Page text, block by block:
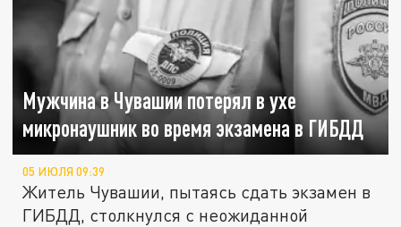
Мужчина в Чувашии потерял в ухе
микронаушник во время экзамена в ГИБДД
05 ИЮЛЯ 09:39
Житель Чувашии, пытаясь сдать экзамен в
ГИБДД, столкнулся с неожиданной